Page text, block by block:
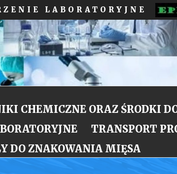
LABORATORYJNE
CHEMICZNE ORAZ ŚRODKI
TRANSPORT
DO ZNAKOWANIA MIĘSA